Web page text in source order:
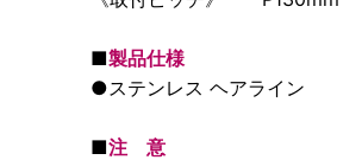
■製品仕様
●ステンレス ヘアライン
■注 意